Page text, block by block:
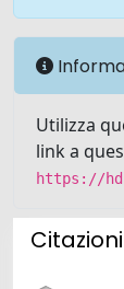
Utilizza
link a
https://
Citazioni